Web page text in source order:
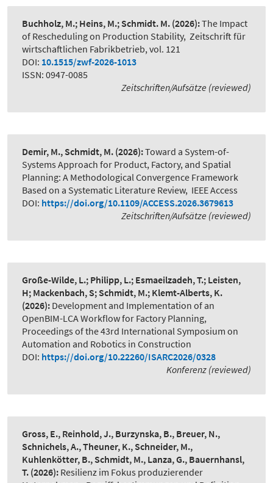
Buchholz, M.; Heins, M.; Schmidt. M. (2026):The Impact
of Rescheduling on Production Stability, Zeitschrift für
wirtschaftlichen Fabrikbetrieb, vol. 121
DOI: 10.1515/zwf-2026-1013
ISSN: 0947-0085
Zeitschriften/Aufsätze (reviewed)
Demir, M., Schmidt, M. (2026):Toward a System-of-
Systems Approach for Product, Factory, and Spatial
Planning: A Methodological Convergence Framework
Based on a Systematic Literature Review, IEEE Access
DOI: https://doi.org/10.1109/ACCESS.2026.3679613
Zeitschriften/Aufsätze (reviewed)
Große-Wilde, L.; Philipp, L.; Esmaeilzadeh, T.; Leisten,
H; Mackenbach, S; Schmidt, M.; Klemt-Alberts, K.
(2026): Development and Implementation of an
OpenBIM-LCA Workflow for Factory Planning,
Proceedings of the 43rd International Symposium on
Automation and Robotics in Construction
DOI: https://doi.org/10.22260/ISARC2026/0328
Konferenz (reviewed)
Gross, E., Reinhold, J., Burzynska, B., Breuer, N.,
Schnichels, A., Theuner, K., Schneider, M.,
Kuhlenkötter, B., Schmidt, M., Lanza, G., Bauernhansl,
T. (2026): Resilienz im Fokus produzierender